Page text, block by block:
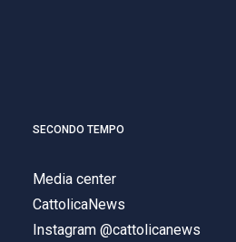
SECONDO TEMPO
Media center
CattolicaNews
Instagram @cattolicanews